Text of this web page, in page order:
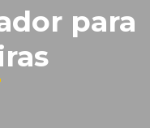
para